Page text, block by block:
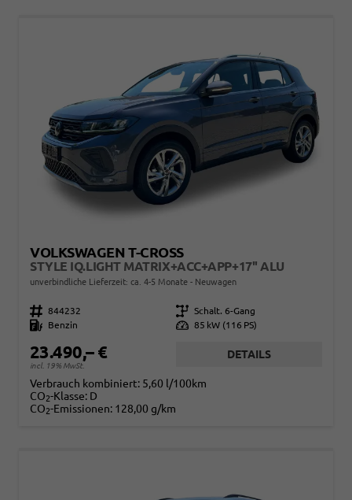
VOLKSWAGEN T-CROSS
STYLE IQ.LIGHT MATRIX+ACC+APP+17'' ALU
unverbindliche Lieferzeit: ca. 4-5 Monate Neuwagen
Fahrzeugnr. 844232 Getriebe Schalt. 6-Gang
Kraftstoff
Benzin Leistung 85 kW (116 PS)
23.490,– €
incl. 19% MwSt.
DETAILS
Verbrauch kombiniert: 5,60 l/100km
CO2-Klasse: D
CO2-Emissionen: 128,00 g/km